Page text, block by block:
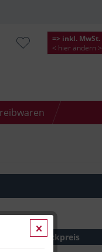
=> inkl. MwSt.
< hier ändern >
Stückpreis